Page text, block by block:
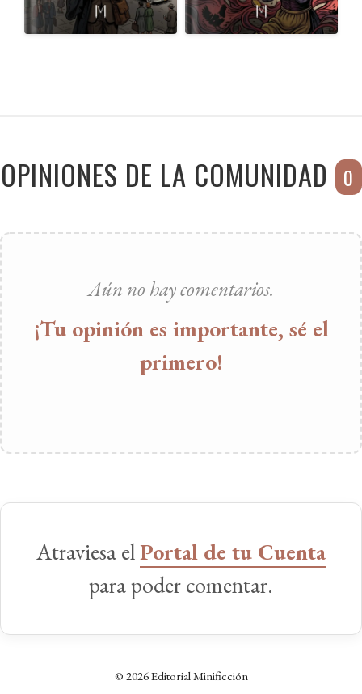
OPINIONES DE LA COMUNIDAD 0
Aún no hay comentarios.
¡Tu opinión es importante, sé el
primero!
Atraviesa elPortal de tu Cuenta
para poder comentar.
© 2026 Editorial Minificción